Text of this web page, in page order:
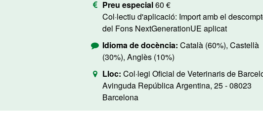
Preu especial60 €
Col·lectiu d'aplicació: Import amb el descompte
del Fons NextGenerationUE aplicat
Idioma de docència: Català (60%), Castellà
(30%), Anglès (10%)
Lloc: Col·legi Oficial de Veterinaris de
Avinguda República Argentina, 25 - 08023
Barcelona